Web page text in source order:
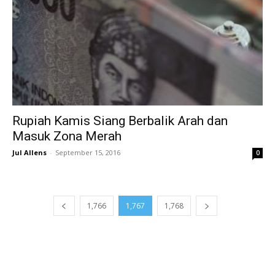
Rupiah Kamis Siang Berbalik Arah dan
Masuk Zona Merah
Jul Allens - September 15, 2016 0
1,766 1,767 1,768